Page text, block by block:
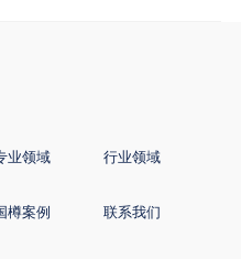
业领域 行业领域
樽案例 联系我们